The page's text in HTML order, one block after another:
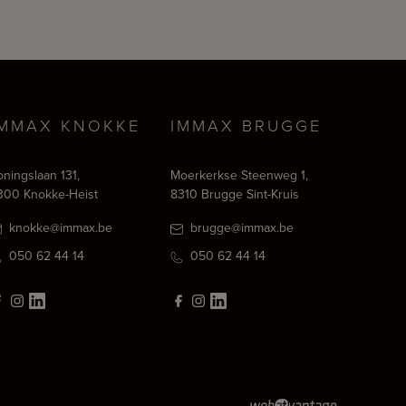
KNOKKE
131,
Knokke-Heist
knokke@immax.be
050 62 44 14
IMMAX BRUGGE
Moerkerkse Steenweg 1,
8310 Brugge Sint-Kruis
brugge@immax.be
050 62 44 14